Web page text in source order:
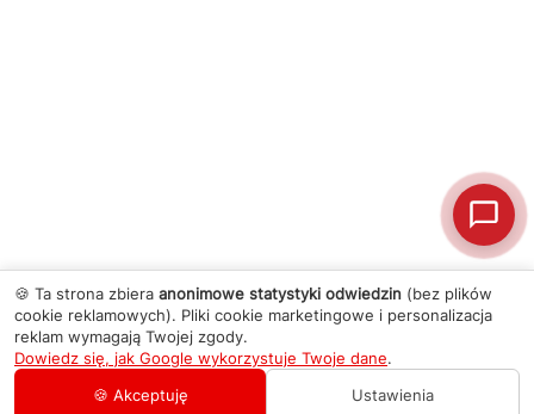
🍪 Ta strona zbiera anonimowe statystyki odwiedzin (bez plików
cookie reklamowych). Pliki cookie marketingowe i personalizacja
reklam wymagają Twojej zgody.
Dowiedz się, jak Google wykorzystuje Twoje dane.
🍪 Akceptuję
Ustawienia